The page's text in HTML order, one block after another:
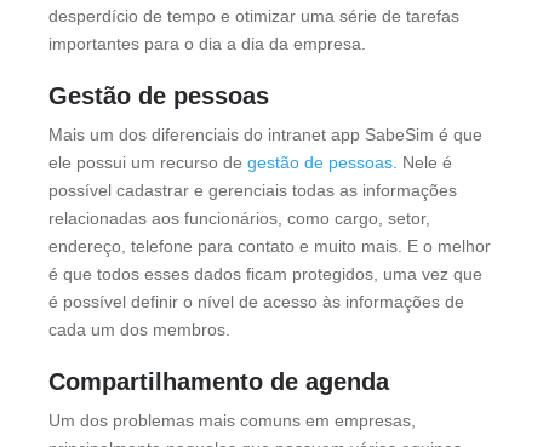
desperdício de tempo e otimizar uma série de tarefas
importantes para o dia a dia da empresa.
Gestão de pessoas
Mais um dos diferenciais do intranet app SabeSim é que
ele possui um recurso de gestão de pessoas. Nele é
possível cadastrar e gerenciais todas as informações
relacionadas aos funcionários, como cargo, setor,
endereço, telefone para contato e muito mais. E o melhor
é que todos esses dados ficam protegidos, uma vez que
é possível definir o nível de acesso às informações de
cada um dos membros.
Compartilhamento de agenda
Um dos problemas mais comuns em empresas,